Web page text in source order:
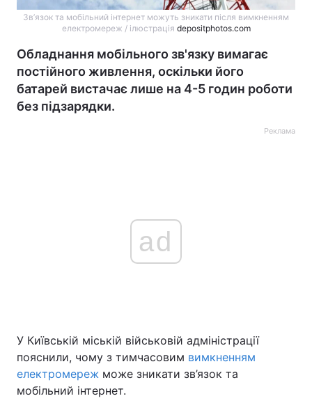
Зв’язок та мобільний інтернет можуть зникати після вимкненням
електромереж / ілюстрація depositphotos.com
Обладнання мобільного зв'язку вимагає
постійного живлення, оскільки його
батарей вистачає лише на 4-5 годин роботи
без підзарядки.
Реклама
ad
У Київській міській військовій адміністрації
пояснили, чому з тимчасовим вимкненням
електромереж може зникати зв’язок та
мобільний інтернет.